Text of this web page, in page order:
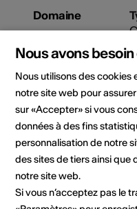
Domaine
Lieu de
Nous avons
Nous utilisons des cookies
notre site web pour
sur «Accepter» si vous
données à des fins
personnalisation de notre
des sites de tiers ainsi que
notre site web.
Si vous n’acceptez pas le